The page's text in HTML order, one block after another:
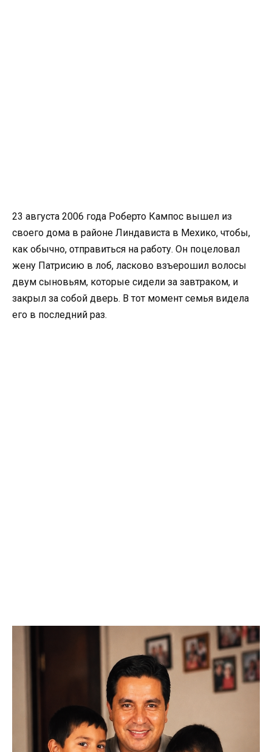
23 августа 2006 года Роберто Кампос вышел из
своего дома в районе Линдависта в Мехико, чтобы,
как обычно, отправиться на работу. Он поцеловал
жену Патрисию в лоб, ласково взъерошил волосы
двум сыновьям, которые сидели за завтраком, и
закрыл за собой дверь. В тот момент семья видела
его в последний раз.